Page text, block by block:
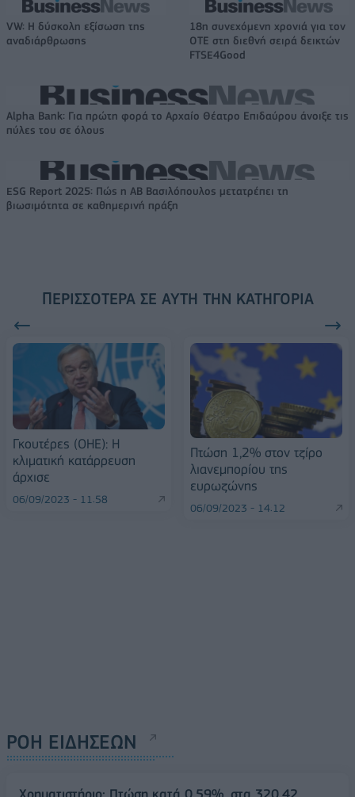
VW: Η δύσκολη εξίσωση της
αναδιάρθρωσης
18η συνεχόμενη χρονιά για τον
ΟΤΕ στη διεθνή σειρά δεικτών
FTSE4Good
Alpha Bank: Για πρώτη φορά το Αρχαίο Θέατρο Επιδαύρου άνοιξε τις
πύλες του σε όλους
ESG Report 2025: Πώς η ΑΒ Βασιλόπουλος μετατρέπει τη
βιωσιμότητα σε καθημερινή πράξη
ΠΕΡΙΣΣΌΤΕΡΑ ΣΕ ΑΥΤΉ ΤΗΝ ΚΑΤΗΓΟΡΊΑ
Γκουτέρες (ΟΗΕ): Η
κλιματική κατάρρευση
άρχισε
06/09/2023 - 11:58
Πτώση 1,2% στον τζίρο
λιανεμπορίου της
ευρωζώνης
06/09/2023 - 14:12
ΡΟΗ ΕΙΔΗΣΕΩΝ